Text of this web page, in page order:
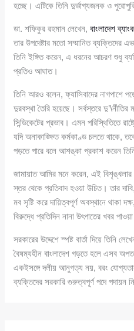
হচ্ছে। এটিকে তিনি দুর্ভাগ্যজনক ও
ডা. শফিকুর রহমান লেখেন,বাংলাদেশ
তার উপদেষ্টার মতো সম্মানিত ব্যক্তিদের
তিনি ইঙ্গিত করেন, এ ধরনের আচরণ শুধু
প্রতিও আঘাত।
তিনি আরও বলেন, ফ্যাসিবাদের নাগপাশে
দুরবস্থা তৈরি হয়েছে। সর্বস্তরে দু’\র্নীতির
সিন্ডিকেটের প্রভাব। এমন পরিস্থিতিতে
যদি অনাকাঙ্ক্ষিত কর্মকাণ্ড চলতে থাকে,
পড়তে পারে বলে আশঙ্কা প্রকাশ করেন
জামায়াত আমির মনে করেন, এই বিশৃঙ্খলার
স্তর থেকে প্রতিবাদ হওয়া উচিত। তার
মব সৃষ্টি করে দায়িত্বপূর্ণ অবস্থানে থাকা
বিরুদ্ধে প্রতিদিন নানা উৎপাতের খবর
সরকারের উদ্দেশে স্পষ্ট বার্তা দিয়ে তিনি
বৈষম্যহীন বাংলাদেশ গড়তে হলে এসব
একইসঙ্গে দলীয় আনুগত্য নয়, বরং
ব্যক্তিদের সরকারি গুরুত্বপূর্ণ পদে পদায়ন